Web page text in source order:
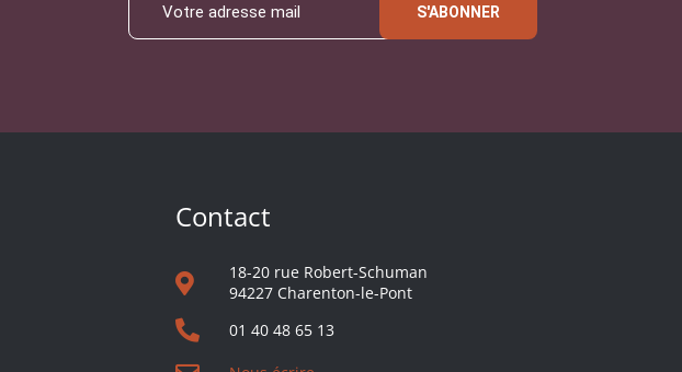
S'ABONNER
Contact
18-20 rue Robert-Schuman
94227 Charenton-le-Pont
01 40 48 65 13